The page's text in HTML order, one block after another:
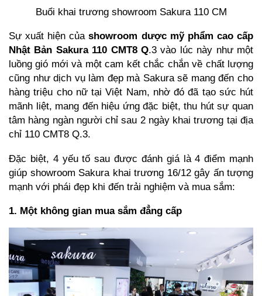
Buổi khai trương showroom Sakura 110 CM
Sự xuất hiện củashowroom dược mỹ phẩm cao cấp
Nhật Bản Sakura 110 CMT8 Q.3 vào lúc này như một
luồng gió mới và một cam kết chắc chắn về chất lượng
cũng như dịch vụ làm đẹp mà Sakura sẽ mang đến cho
hàng triệu cho nữ tại Việt Nam, nhờ đó đã tạo sức hút
mãnh liệt, mang đến hiệu ứng đặc biệt, thu hút sự quan
tâm hàng ngàn người chỉ sau 2 ngày khai trương tại địa
chỉ 110 CMT8 Q.3.
Đặc biệt, 4 yếu tố sau được đánh giá là 4 điểm mạnh
giúp showroom Sakura khai trương 16/12 gây ấn tượng
mạnh với phái đẹp khi đến trải nghiệm và mua sắm:
1. Một không gian mua sắm đẳng cấp